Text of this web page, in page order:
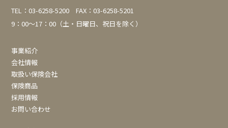
TEL：03-6258-5200 FAX：03-6258-5201
9：00～17：00（土・日曜日、祝日を除く）
事業紹介
会社情報
取扱い保険会社
保険商品
採用情報
お問い合わせ